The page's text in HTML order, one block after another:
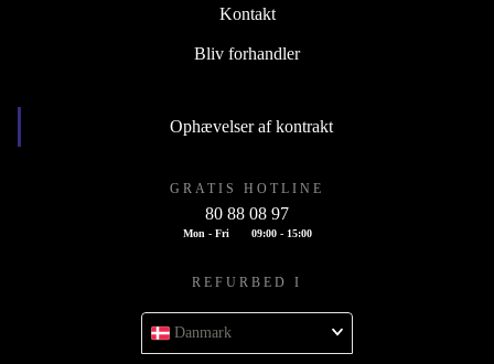
Kontakt
Bliv forhandler
Ophævelser af kontrakt
GRATIS HOTLINE
80 88 08 97
Mon - Fri 09:00 - 15:00
REFURBED I
Danmark